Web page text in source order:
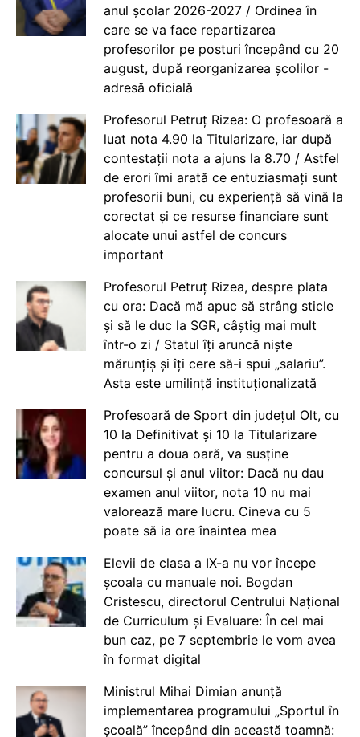
anul școlar 2026-2027 / Ordinea în
care se va face repartizarea
profesorilor pe posturi începând cu 20
august, după reorganizarea școlilor -
adresă oficială
Profesorul Petruț Rizea: O profesoară a
luat nota 4.90 la Titularizare, iar după
contestații nota a ajuns la 8.70 / Astfel
de erori îmi arată ce entuziasmați sunt
profesorii buni, cu experiență să vină la
corectat și ce resurse financiare sunt
alocate unui astfel de concurs
important
Profesorul Petruț Rizea, despre plata
cu ora: Dacă mă apuc să strâng sticle
și să le duc la SGR, câștig mai mult
într-o zi / Statul îți aruncă niște
mărunțiș și îți cere să-i spui „salariu”.
Asta este umilință instituționalizată
Profesoară de Sport din județul Olt, cu
10 la Definitivat și 10 la Titularizare
pentru a doua oară, va susține
concursul și anul viitor: Dacă nu dau
examen anul viitor, nota 10 nu mai
valorează mare lucru. Cineva cu 5
poate să ia ore înaintea mea
Elevii de clasa a IX-a nu vor începe
școala cu manuale noi. Bogdan
Cristescu, directorul Centrului Național
de Curriculum și Evaluare: În cel mai
bun caz, pe 7 septembrie le vom avea
în format digital
Ministrul Mihai Dimian anunță
implementarea programului „Sportul în
școală” începând din această toamnă: